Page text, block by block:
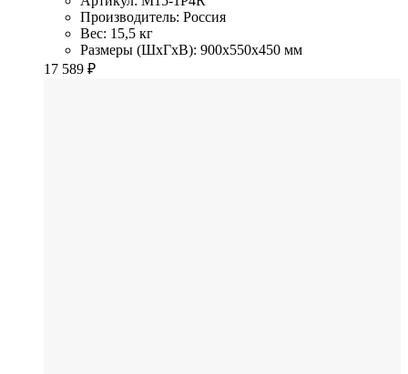
Производитель: Россия
Вес: 15,5 кг
Размеры (ШхГхВ): 900x550x450 мм
17 589 ₽